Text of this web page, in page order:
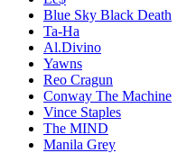
Blue Sky Black Death
Ta-Ha
Al.Divino
Yawns
Reo Cragun
Conway The Machine
Vince Staples
The MIND
Manila Grey